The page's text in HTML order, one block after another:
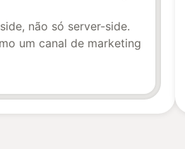
não só server-side.
um canal de marketing